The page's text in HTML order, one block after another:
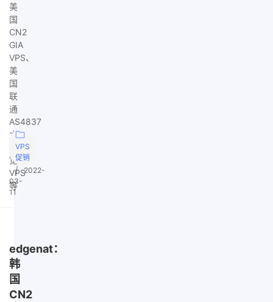
美
国
CN2
GIA
VPS、
美
国
联
通
AS4837
大
带
宽
VPS
等
VPS
促销
|
2022-
03-
11
edgenat：
韩
国
CN2